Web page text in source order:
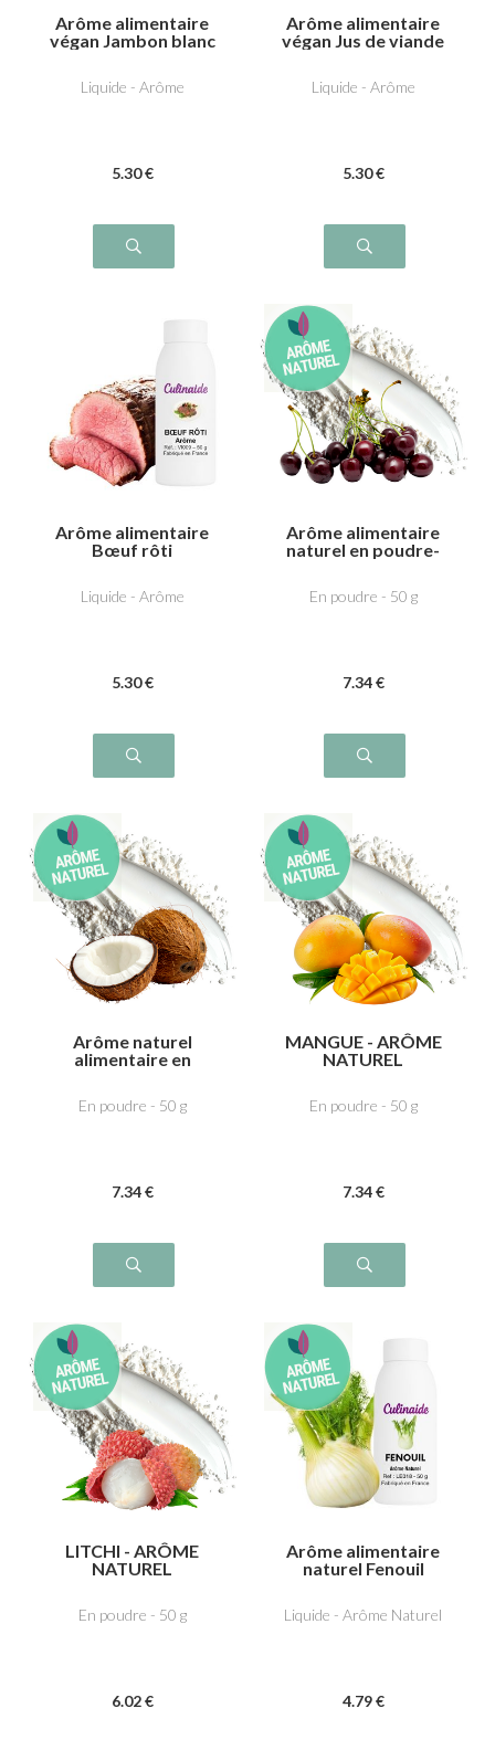
Arôme alimentaire
végan Jambon blanc
Liquide - Arôme
5.30 €
Arôme alimentaire
végan Jus de viande
Liquide - Arôme
5.30 €
Arôme alimentaire
Bœuf rôti
Liquide - Arôme
5.30 €
Arôme alimentaire
naturel en poudre-
En poudre - 50 g
7.34 €
Arôme naturel
alimentaire en
En poudre - 50 g
7.34 €
MANGUE - ARÔME
NATUREL
En poudre - 50 g
7.34 €
LITCHI - ARÔME
NATUREL
En poudre - 50 g
6.02 €
Arôme alimentaire
naturel Fenouil
Liquide - Arôme Naturel
4.79 €